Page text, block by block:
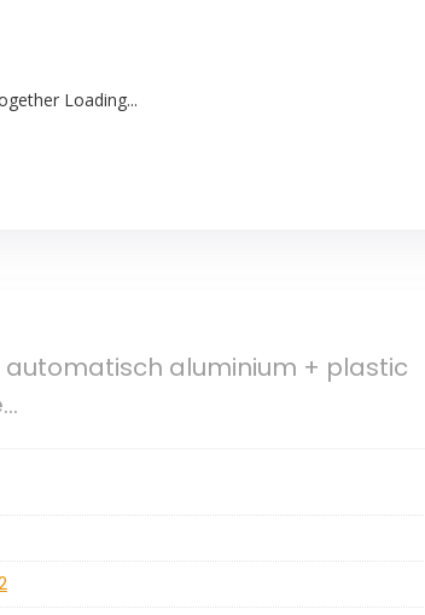
Loading...
automatisch aluminium + plastic